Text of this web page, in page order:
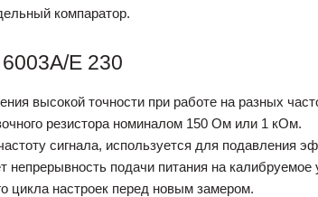
компаратор.
E 230
высокой точности при работе на разных
резистора номиналом 150 Ом или 1 кОм.
сигнала, используется для подавления
непрерывность подачи питания на
цикла настроек перед новым замером.